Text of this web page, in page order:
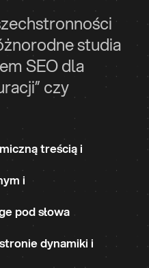
studia
SEO dla
czy
treścią i
i
pod słowa
dynamiki i